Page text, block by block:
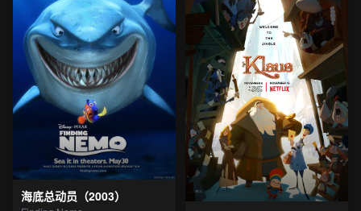
海底总动员（2003）